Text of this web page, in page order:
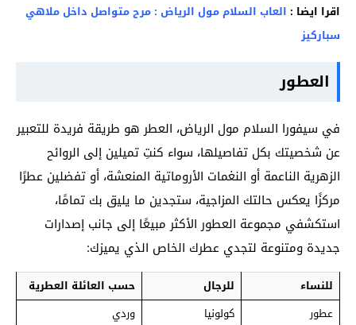
اقرا ايضا : العاب السلام مول الرياض : مرح متواصل داخل ملاهي
سباركيز
العطور
في سيفورا السلام مول الرياض، العطر هو طريقة فريدة للتعبير
عن شخصيتك بكل تفاصيلها، سواء كنتِ تميلين إلى الروائح
الزهرية الناعمة أو النغمات الأروماتية المنعشة، أو تفضلين عطرًا
مركزًا يعكس حالتك المزاجية، ستجدين ما يليق بك تمامًا،
استكشفي مجموعة العطور الأكثر مبيعًا إلى جانب إصدارات
جديدة ومتنوعة لتجدي عطرك الخاص الذي يميزك:
للنساء للرجال
حسب العائلة العطرية
عطور
كولونيا
وردي